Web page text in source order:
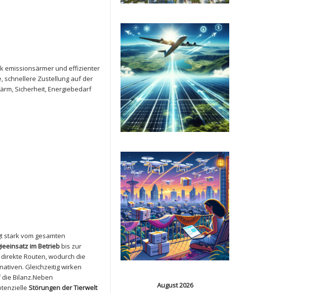
emissionsärmer ‌und effizienter
schnellere Zustellung ⁤auf⁤ der
Sicherheit, Energiebedarf‍
stark ‍vom ‌gesamten
im​ Betriebbis ⁤zur
Routen, wodurch ‍die
Gleichzeitig ⁣wirken
Bilanz.Neben
Störungen⁢ der Tierwelt
August 2026